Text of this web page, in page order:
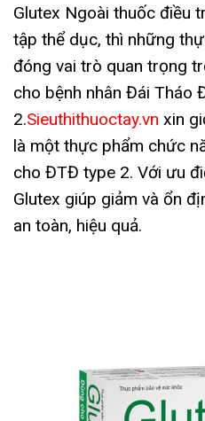
Glutex Ngoài thuốc điều
tập thể dục, thì những
đóng vai trò quan trọng
cho bệnh nhân Đái Tháo
2.Sieuthithuoctay.vn xin
là một thực phẩm chức
cho ĐTĐ type 2. Với ưu
Glutex giúp giảm và ổn
an toàn, hiệu quả.